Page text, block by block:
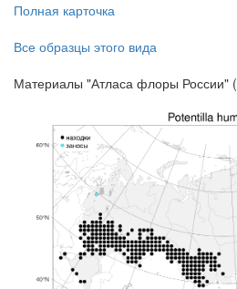
Полная карточка
Все образцы этого вида
Материалы "Атласа флоры России" (